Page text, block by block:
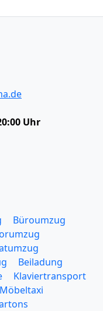
Uhr
Büroumzug
Beiladung
Klaviertransport
Möbeltaxi